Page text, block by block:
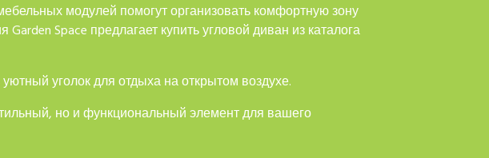
модулей помогут организовать комфортную зону
Space предлагает купить угловой диван из каталога
уголок для отдыха на открытом воздухе.
но и функциональный элемент для вашего